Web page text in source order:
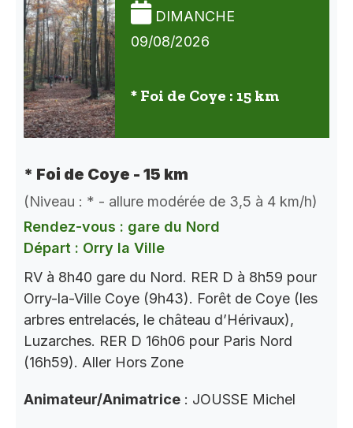
DIMANCHE
09/08/2026
* Foi de Coye : 15 km
* Foi de Coye - 15 km
(Niveau : * - allure modérée de 3,5 à 4 km/h)
Rendez-vous : gare du Nord
Départ : Orry la Ville
RV à 8h40 gare du Nord. RER D à 8h59 pour
Orry-la-Ville Coye (9h43). Forêt de Coye (les
arbres entrelacés, le château d’Hérivaux),
Luzarches. RER D 16h06 pour Paris Nord
(16h59). Aller Hors Zone
Animateur/Animatrice : JOUSSE Michel